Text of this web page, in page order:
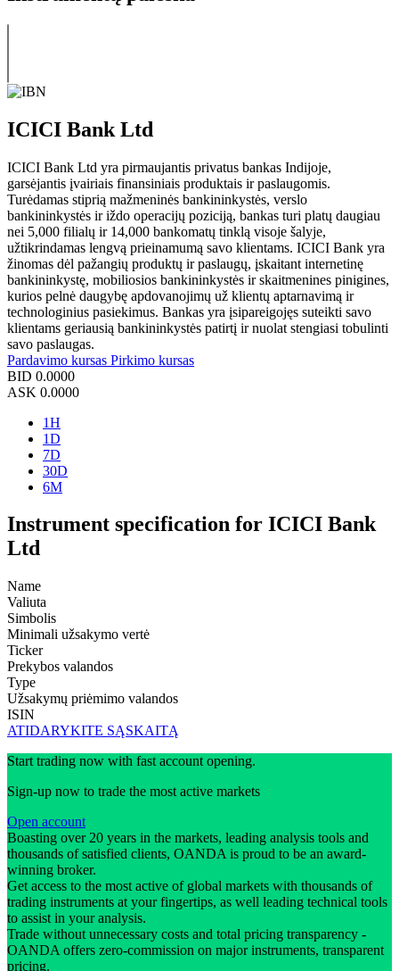
ICICI Bank Ltd
ICICI Bank Ltd yra pirmaujantis privatus bankas Indijoje,
garsėjantis įvairiais finansiniais produktais ir paslaugomis.
Turėdamas stiprią mažmeninės bankininkystės, verslo
bankininkystės ir iždo operacijų poziciją, bankas turi platų daugiau
nei 5,000 filialų ir 14,000 bankomatų tinklą visoje šalyje,
užtikrindamas lengvą prieinamumą savo klientams. ICICI Bank yra
žinomas dėl pažangių produktų ir paslaugų, įskaitant internetinę
bankininkystę, mobiliosios bankininkystės ir skaitmenines pinigines,
kurios pelnė daugybę apdovanojimų už klientų aptarnavimą ir
technologinius pasiekimus. Bankas yra įsipareigojęs suteikti savo
klientams geriausią bankininkystės patirtį ir nuolat stengiasi tobulinti
savo paslaugas.
Pardavimo kursas Pirkimo kursas
BID 0.0000
ASK 0.0000
1H
1D
7D
30D
6M
Instrument specification for ICICI Bank
Ltd
Name
Valiuta
Simbolis
Minimali užsakymo vertė
Ticker
Prekybos valandos
Type
Užsakymų priėmimo valandos
ISIN
ATIDARYKITE SĄSKAITĄ
Start trading now with fast account opening.
Sign-up now to trade the most active markets
Open account
Boasting over 20 years in the markets, leading analysis tools and
thousands of satisfied clients, OANDA is proud to be an award-
winning broker.
Get access to the most active of global markets with thousands of
trading instruments at your fingertips, as well leading technical tools
to assist in your analysis.
Trade without unnecessary costs and total pricing transparency -
OANDA offers zero-commission on major instruments, transparent
pricing.